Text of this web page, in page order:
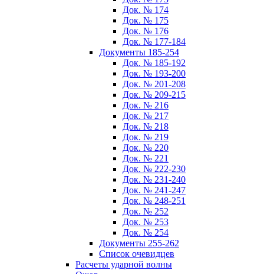
Док. № 174
Док. № 175
Док. № 176
Док. № 177-184
Документы 185-254
Док. № 185-192
Док. № 193-200
Док. № 201-208
Док. № 209-215
Док. № 216
Док. № 217
Док. № 218
Док. № 219
Док. № 220
Док. № 221
Док. № 222-230
Док. № 231-240
Док. № 241-247
Док. № 248-251
Док. № 252
Док. № 253
Док. № 254
Документы 255-262
Список очевидцев
Расчеты ударной волны